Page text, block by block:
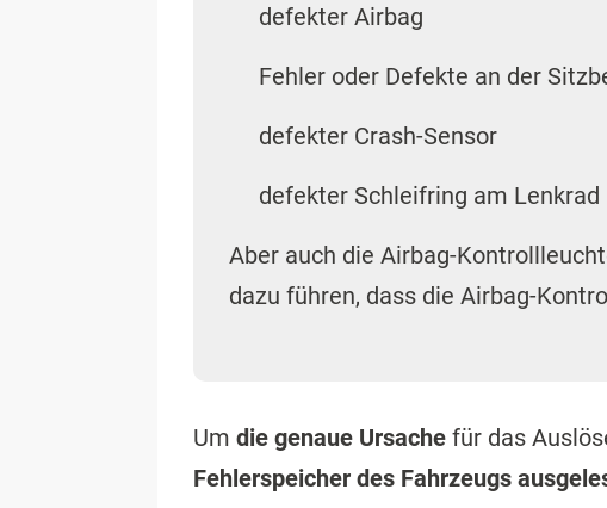
defekter Airbag
Fehler oder Defekte an der
defekter Crash-Sensor
defekter Schleifring am Lenkrad
Aber auch die Airbag-
dazu führen, dass die Airbag-
Um die genaue Ursache für das
Fehlerspeicher des Fahrzeugs